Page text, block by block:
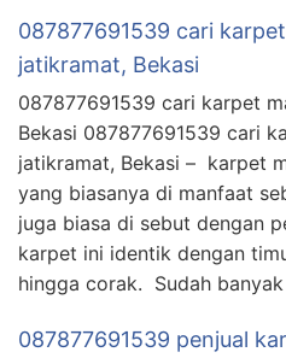
087877691539 cari
jatikramat, Bekasi
087877691539 cari karpet
Bekasi 087877691539 cari
jatikramat, Bekasi – karpet
yang biasanya di manfaat
juga biasa di sebut dengan
karpet ini identik dengan
hingga corak. Sudah
087877691539 penjual